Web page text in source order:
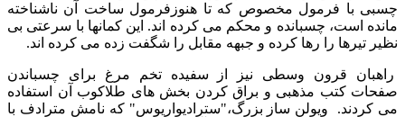
چسبی با فرمول مخصوص که تا هنوزفرمول ساخت آن ناشناخته
مانده است، چسبانده و محکم می کرده اند. این کمانها با سرعتی بی
نظیر تیرها را رها کرده و جبهه مقابل را شگفت زده می کرده اند.
راهبان قرون وسطی نیز از سفیده تخم مرغ برای چسباندن
صفحات کتب مذهبی و براق کردن بخش های طلاکوب آن استفاده
می کردند. ویولن ساز بزرگ،"سترادیواریوس" که نامش مترادف با